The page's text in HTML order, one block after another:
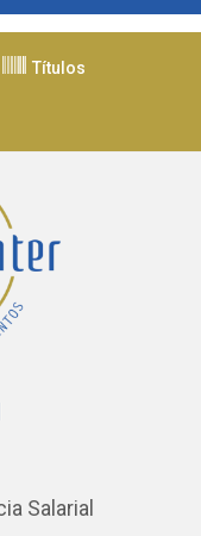
Títulos
Salarial